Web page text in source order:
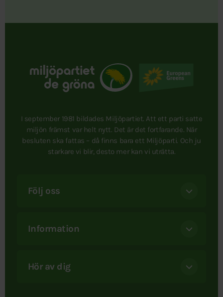
I september 1981 bildades Miljöpartiet. Att ett parti satte
miljön främst var helt nytt. Det är det fortfarande. När
besluten ska fattas – då finns bara ett Miljöparti. Och ju
starkare vi blir, desto mer kan vi uträtta.
Följ oss
Information
Hör av dig